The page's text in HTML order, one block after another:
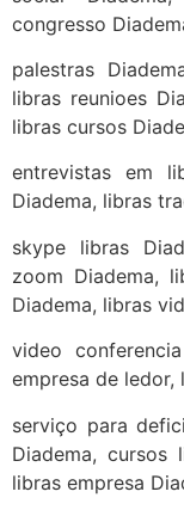
congresso
palestras
libras reunioes
libras cursos
entrevistas em
Diadema, libras
skype libras
zoom Diadema,
Diadema, libras
video
empresa de ledor,
serviço para
Diadema, cursos
libras empresa